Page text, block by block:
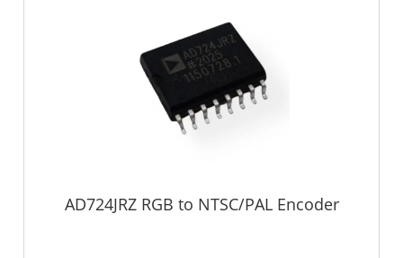
AD724JRZ RGB to NTSC/PAL Encoder